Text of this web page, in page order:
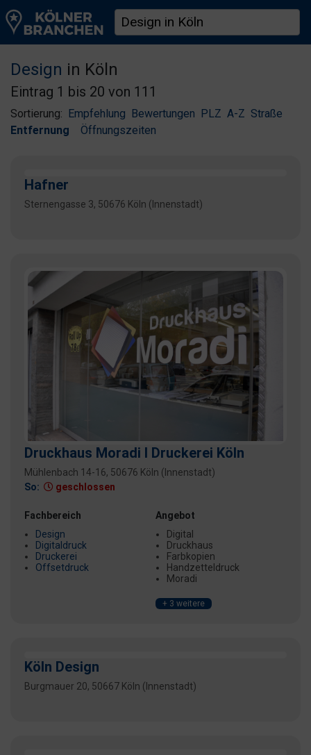
Design in Köln
Eintrag 1 bis 20 von 111
Sortierung: Empfehlung Bewertungen PLZ A-Z Straße
Entfernung
Öffnungszeiten
Hafner
Sternengasse 3, 50676 Köln (Innenstadt)
Druckhaus Moradi I Druckerei Köln
Mühlenbach 14-16, 50676 Köln (Innenstadt)
So:
geschlossen
Fachbereich
Design
Digitaldruck
Druckerei
Offsetdruck
Angebot
Digital
Druckhaus
Farbkopien
Handzetteldruck
Moradi
+ 3 weitere
Köln Design
Burgmauer 20, 50667 Köln (Innenstadt)